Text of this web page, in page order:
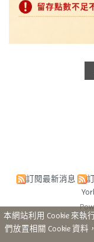
訂閱最新消息
本網站利用 Cookie 來執
們放置相關 Cookie 資料